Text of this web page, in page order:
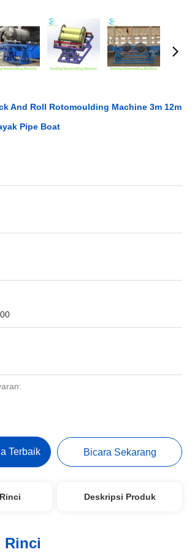
And Roll Rotomoulding Machine 3m 12m
Pipe Boat
Terbaik Bicara Sekarang
Deskripsi Produk
Rinci